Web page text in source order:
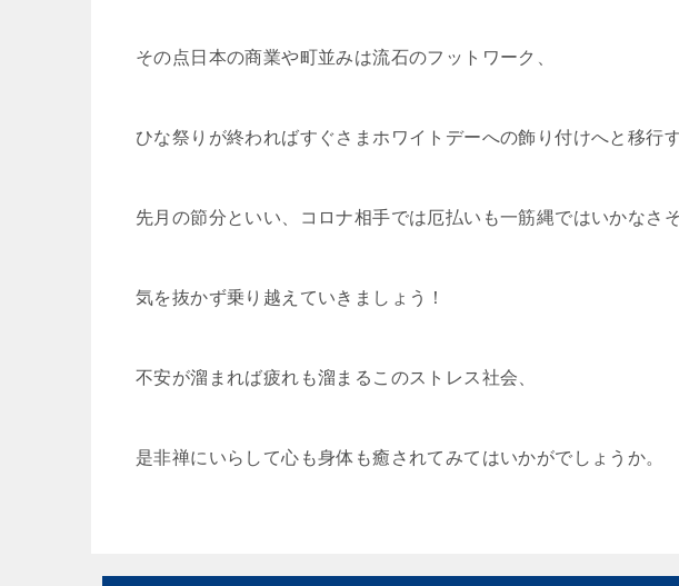
その点日本の商業や町並みは流石のフットワーク、
ひな祭りが終わればすぐさまホワイトデーへの飾り付けへと移行
先月の節分といい、コロナ相手では厄払いも一筋縄ではいかなさ
気を抜かず乗り越えていきましょう！
不安が溜まれば疲れも溜まるこのストレス社会、
是非禅にいらして心も身体も癒されてみてはいかがでしょうか。